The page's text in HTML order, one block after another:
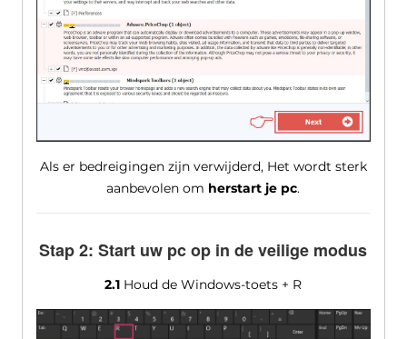
Als er bedreigingen zijn verwijderd, Het wordt sterk
aanbevolen om herstart je pc.
Stap 2: Start uw pc op in de veilige modus
2.1 Houd de Windows-toets + R